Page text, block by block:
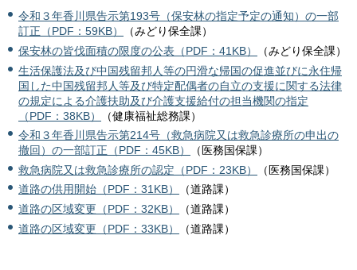
令和３年香川県告示第193号（保安林の指定予定の通知）の一部
訂正（PDF：59KB）
（みどり保全課）
保安林の皆伐面積の限度の公表（PDF：41KB）
（みどり保全課）
生活保護法及び中国残留邦人等の円滑な帰国の促進並びに永住帰
国した中国残留邦人等及び特定配偶者の自立の支援に関する法律
の規定による介護扶助及び介護支援給付の担当機関の指定
（PDF：38KB）
（健康福祉総務課）
令和３年香川県告示第214号（救急病院又は救急診療所の申出の
撤回）の一部訂正（PDF：45KB）
（医務国保課）
救急病院又は救急診療所の認定（PDF：23KB）
（医務国保課）
道路の供用開始（PDF：31KB）
（道路課）
道路の区域変更（PDF：32KB）
（道路課）
道路の区域変更（PDF：33KB）
（道路課）